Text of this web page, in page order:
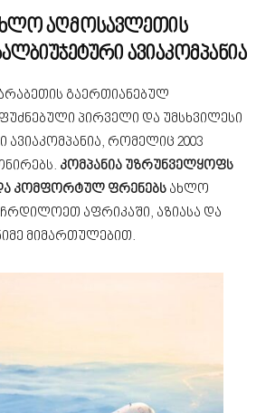
აღმოსავლეთის
ავიაკომპანია
გაერთიანებულ
პირველი და უმსხვილესი
ავიაკომპანია, რომელიც 2003
კომპანია უზრუნველყოფს
კომფორტულ ფრენებს ახლო
აფრიკაში, აზიასა და
მიმართულებით.